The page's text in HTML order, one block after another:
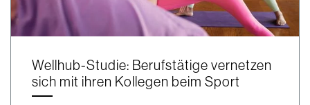
Wellhub-Studie: Berufstätige vernetzen
sich mit ihren Kollegen beim Sport